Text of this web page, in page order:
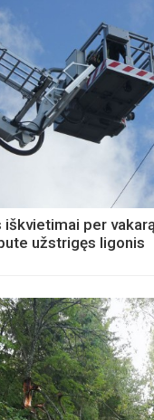
iškvietimai per
užstrigęs ligonis